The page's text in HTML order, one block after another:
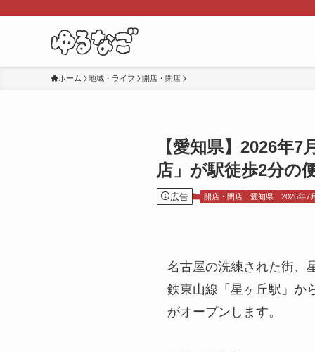
ホーム 地域・ライフ 開店・閉店
【愛知県】2026年
店」が駅徒歩2分の
広告 開店・閉店 愛知県 2026年7
名古屋の洗練された街、
鉄東山線「星ヶ丘駅」か
がオープンします。